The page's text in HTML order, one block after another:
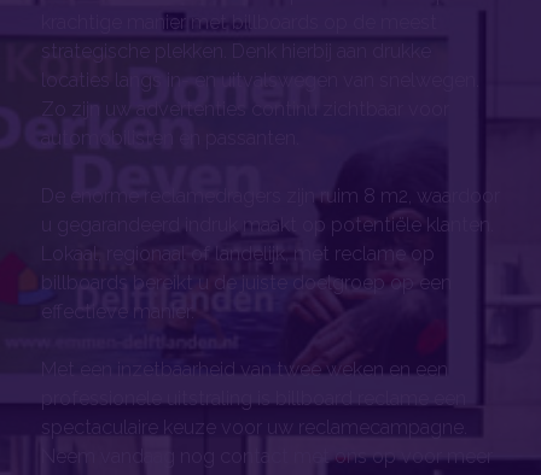
krachtige manier met billboards op de meest
strategische plekken. Denk hierbij aan drukke
locaties langs in- en uitvalswegen van snelwegen.
Zo zijn uw advertenties continu zichtbaar voor
automobilisten en passanten.
De enorme reclamedragers zijn ruim 8 m2, waardoor
u gegarandeerd indruk maakt op potentiële klanten.
Lokaal, regionaal of landelijk, met reclame op
billboards bereikt u de juiste doelgroep op een
effectieve manier.
Met een inzetbaarheid van twee weken en een
professionele uitstraling is billboard reclame een
spectaculaire keuze voor uw reclamecampagne.
Neem vandaag nog contact met ons op voor meer